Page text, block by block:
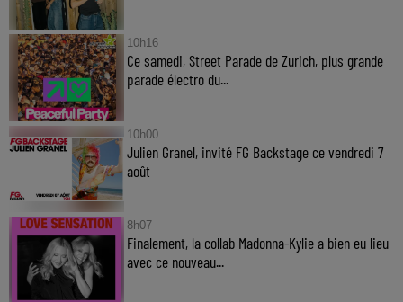
10h16
Ce samedi, Street Parade de Zurich, plus grande
parade électro du...
10h00
Julien Granel, invité FG Backstage ce vendredi 7
août
8h07
Finalement, la collab Madonna-Kylie a bien eu lieu
avec ce nouveau...